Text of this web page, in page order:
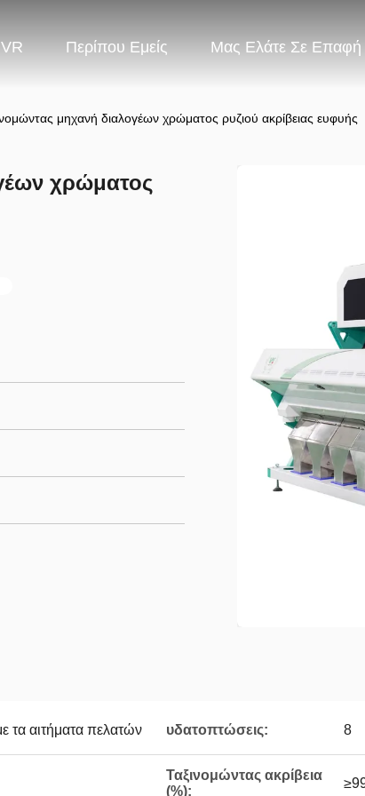
Περίπου Εμείς Μας Ελάτε Σε
μηχανή διαλογέων χρώματος ρυζιού ακρίβειας ευφυής
χρώματος
τα αιτήματα πελατών υδατοπτώσεις: 8
Ταξινομώντας ακρίβεια
(%):